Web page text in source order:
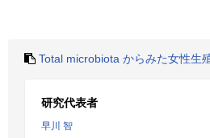
Total microbiota からみた女性生
研究代表者
早川 智